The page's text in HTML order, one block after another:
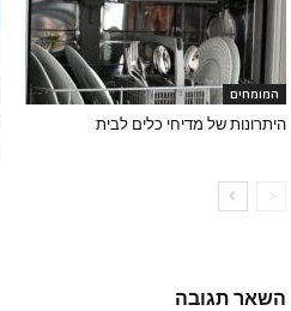
המומחים
היתרונות של מדיחי כלים לבית
השאר תגובה